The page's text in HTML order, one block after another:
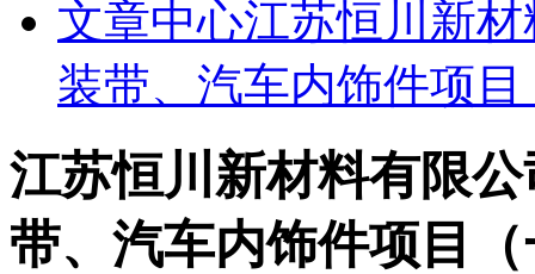
文章中心江苏恒川新
装带、汽车内饰件项
江苏恒川新材料有限
带、汽车内饰件项目